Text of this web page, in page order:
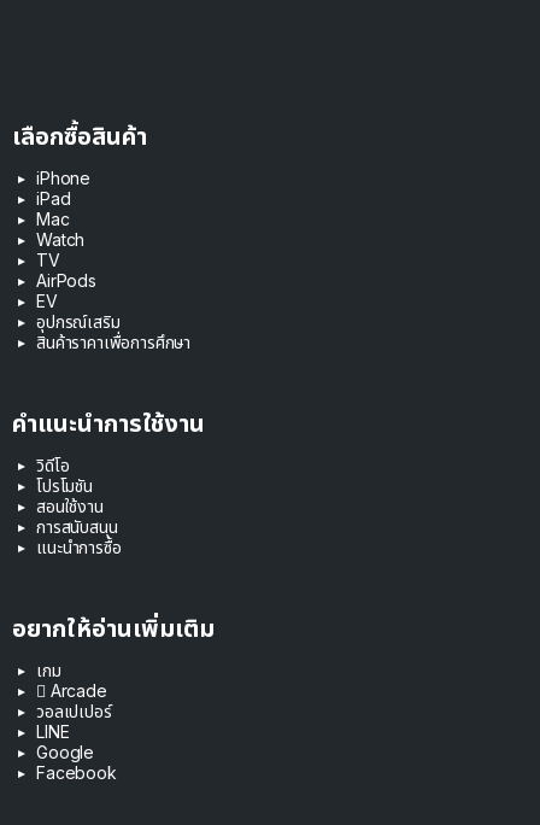
เลือกซื้อสินค้า
iPhone
iPad
Mac
Watch
TV
AirPods
EV
อุปกรณ์เสริม
สินค้าราคาเพื่อการศึกษา
คำแนะนำการใช้งาน
วิดีโอ
โปรโมชัน
สอนใช้งาน
การสนับสนุน
แนะนำการซื้อ
อยากให้อ่านเพิ่มเติม
เกม
 Arcade
วอลเปเปอร์
LINE
Google
Facebook